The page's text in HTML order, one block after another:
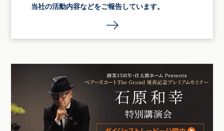
当社の活動内容などをご報告しています。